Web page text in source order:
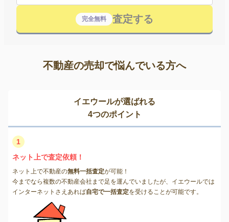
完全無料 査定する
不動産の売却で悩んでいる方へ
イエウールが選ばれる
4つのポイント
1
ネット上で査定依頼！
ネット上で不動産の無料一括査定が可能！
今までなら複数の不動産会社まで足を運んでいましたが、イエウールでは
インターネットさえあれば自宅で一括査定を受けることが可能です。